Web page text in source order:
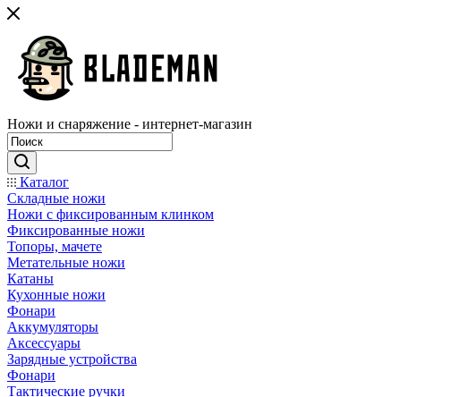
Ножи и снаряжение - интернет-магазин
Каталог
Складные ножи
Ножи с фиксированным клинком
Фиксированные ножи
Топоры, мачете
Метательные ножи
Катаны
Кухонные ножи
Фонари
Аккумуляторы
Аксессуары
Зарядные устройства
Фонари
Тактические ручки